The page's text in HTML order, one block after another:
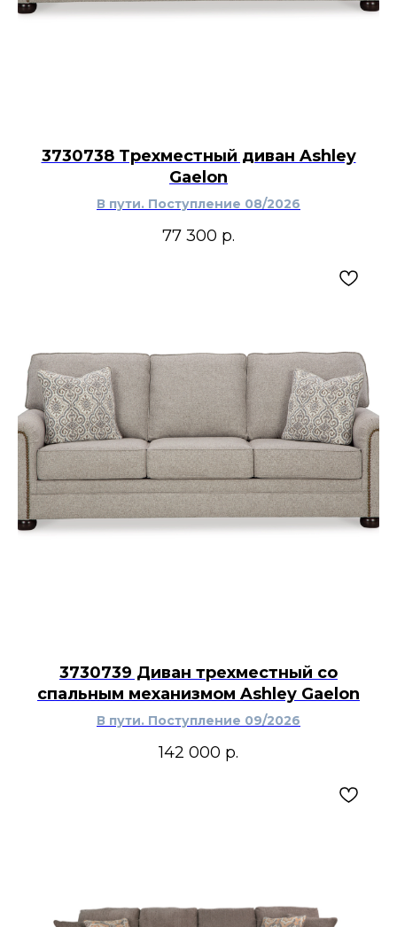
3730738 Трехместный диван Ashley
Gaelon
В пути. Поступление 08/2026
77 300 р.
3730739 Диван трехместный со
спальным механизмом Ashley Gaelon
В пути. Поступление 09/2026
142 000 р.